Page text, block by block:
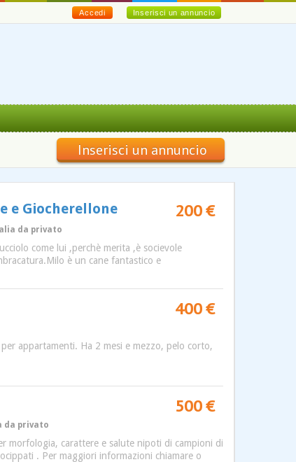
Inserisci un annuncio
Accedi
Inserisci un annuncio
e Giocherellone 200 €
da privato
come lui ,perchè merita ,è socievole
è un cane fantastico e
400 €
appartamenti. Ha 2 mesi e mezzo, pelo corto,
500 €
da privato
morfologia, carattere e salute nipoti di campioni di
. Per maggiori informazioni chiamare o